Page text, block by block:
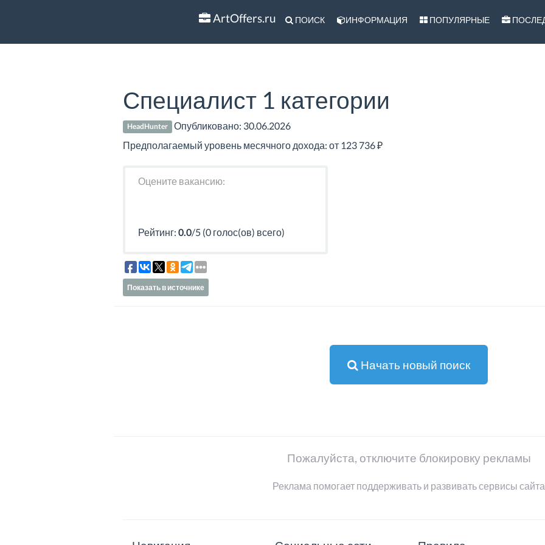
ArtOffers.ru ПОИСК ИНФОРМАЦИЯ ПОПУЛЯРНЫЕ
Специалист 1 категории
HeadHunter Опубликовано: 30.06.2026
Предполагаемый уровень месячного дохода: от 123 736 ₽
Оцените вакансию:
Рейтинг: 0.0/5 (0 голос(ов) всего)
Показать в источнике
Начать новый поиск
Пожалуйста, отключите блокировку рекламы
Реклама помогает поддерживать и развивать сервисы сайта